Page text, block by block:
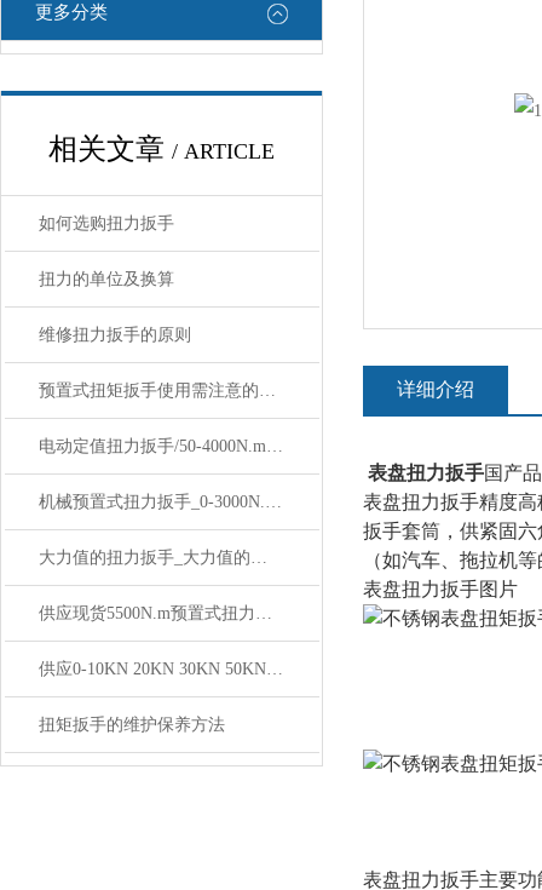
更多分类
相关文章 / ARTICLE
如何选购扭力扳手
扭力的单位及换算
维修扭力扳手的原则
预置式扭矩扳手使用需注意的九大事项
电动定值扭力扳手/50-4000N.m可调式电动定值扭力扳手价格
机械预置式扭力扳手_0-3000N.m手动式预置扭力扳手价格
大力值的扭力扳手_大力值的数显扭力扳手价格
供应现货5500N.m预置式扭力扳手价格
供应0-10KN 20KN 30KN 50KN外置式扳环数显推拉力计
扭矩扳手的维护保养方法
详细介绍
表盘扭力扳手国产
表盘扭力扳手精度
扳手套筒，供紧固
（如汽车、拖拉机
表盘扭力扳手图片
表盘扭力扳手主要